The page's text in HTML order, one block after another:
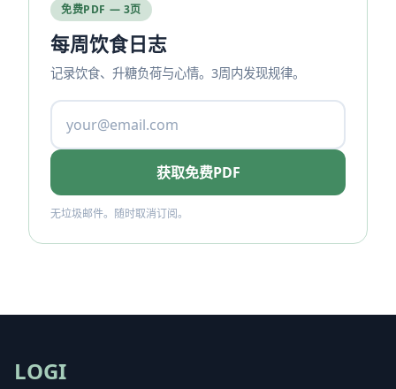
免费PDF — 3页
每周饮食日志
记录饮食、升糖负荷与心情。3周内发现规律。
获取免费PDF
无垃圾邮件。随时取消订阅。
LOGI